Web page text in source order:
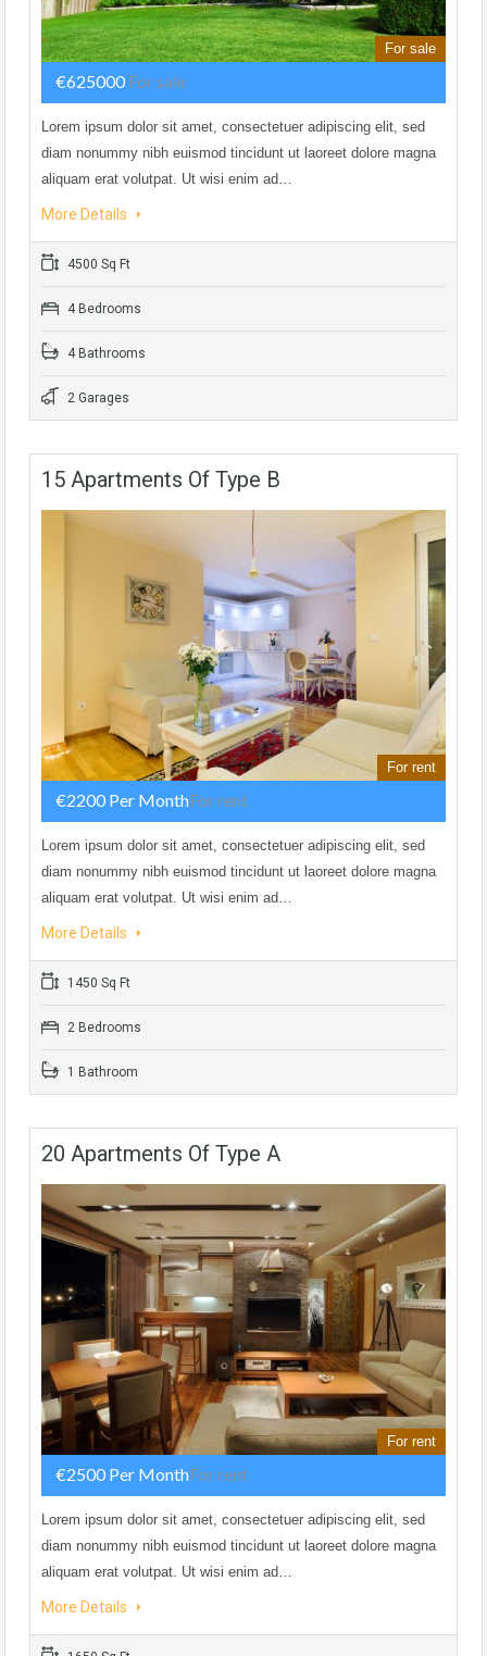
For sale
€625000 For sale
Lorem ipsum dolor sit amet, consectetuer adipiscing elit, sed
diam nonummy nibh euismod tincidunt ut laoreet dolore magna
aliquam erat volutpat. Ut wisi enim ad…
More Details
4500 Sq Ft
4 Bedrooms
4 Bathrooms
2 Garages
15 Apartments Of Type B
For rent
€2200 Per MonthFor rent
Lorem ipsum dolor sit amet, consectetuer adipiscing elit, sed
diam nonummy nibh euismod tincidunt ut laoreet dolore magna
aliquam erat volutpat. Ut wisi enim ad…
More Details
1450 Sq Ft
2 Bedrooms
1 Bathroom
20 Apartments Of Type A
For rent
€2500 Per MonthFor rent
Lorem ipsum dolor sit amet, consectetuer adipiscing elit, sed
diam nonummy nibh euismod tincidunt ut laoreet dolore magna
aliquam erat volutpat. Ut wisi enim ad…
More Details